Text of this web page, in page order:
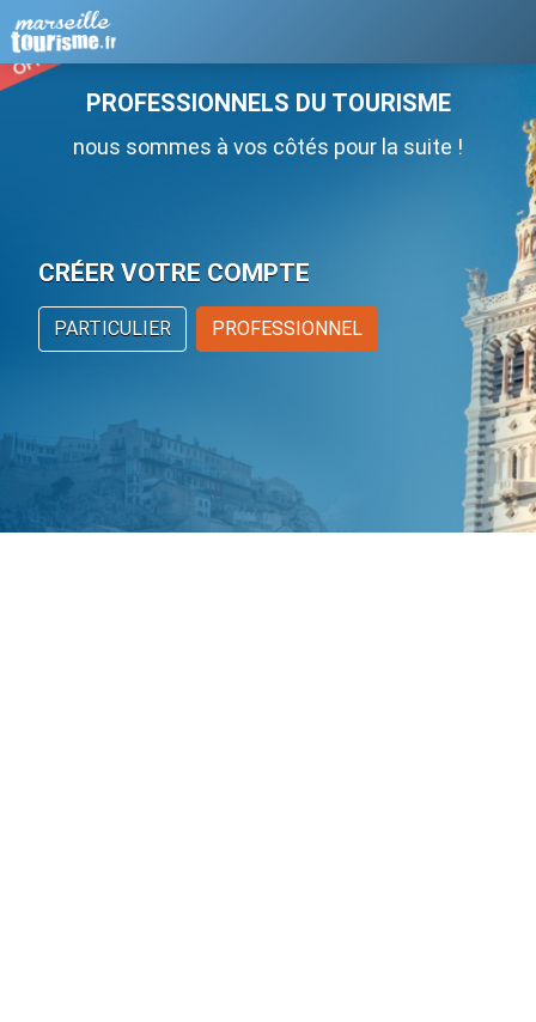
PROFESSIONNELS DU TOURISME
nous sommes à vos côtés pour la suite !
CRÉER VOTRE COMPTE
PARTICULIER PROFESSIONNEL